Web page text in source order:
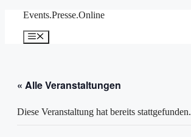
springen
Events.Presse.Online
Menü
« Alle Veranstaltungen
Diese Veranstaltung hat bereits stattgefunden.